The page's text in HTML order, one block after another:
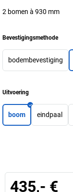
2 bomen à 930 mm
Bevestigingsmethode
bodembevestiging
Uitvoering
boom eindpaal
435,- €